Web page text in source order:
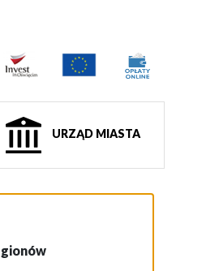
URZĄD MIASTA